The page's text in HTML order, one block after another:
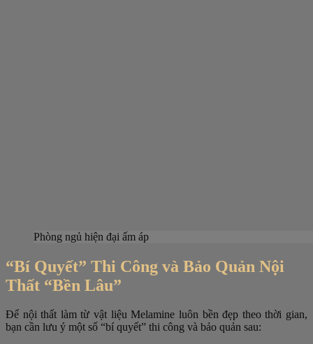
Phòng ngủ hiện đại ấm áp
“Bí Quyết” Thi Công và Bảo Quản Nội
Thất “Bền Lâu”
Để nội thất làm từ vật liệu Melamine luôn bền đẹp theo thời gian,
bạn cần lưu ý một số “bí quyết” thi công và bảo quản sau: